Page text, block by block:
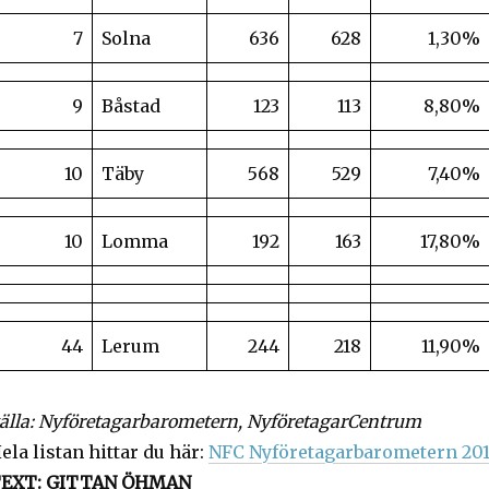
7 Solna 636 628 1,30%
9 Båstad 123 113 8,80%
10 Täby 568 529 7,40%
10 Lomma 192 163 17,80%
44 Lerum 244 218 11,90%
Nyföretagarbarometern, NyföretagarCentrum
listan hittar du här:NFC Nyföretagarbarometern
GITTAN ÖHMAN